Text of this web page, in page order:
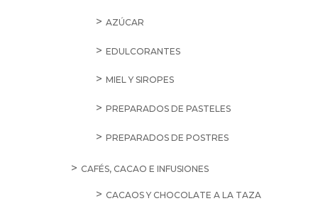
AZÚCAR
EDULCORANTES
MIEL Y SIROPES
PREPARADOS DE PASTELES
PREPARADOS DE POSTRES
CAFÉS, CACAO E INFUSIONES
CACAOS Y CHOCOLATE A LA TAZA